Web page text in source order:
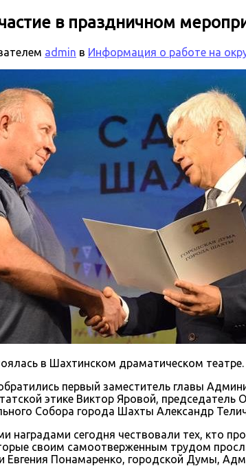
в праздничном
admin в Информация о работе на
в Шахтинском драматическом театре.
первый заместитель главы
этике Виктор Яровой,
Собора города Шахты Александр
наградами сегодня чествовали тех, кто
своим самоотверженным трудом
Евгения Понамаренко, городской Думы,